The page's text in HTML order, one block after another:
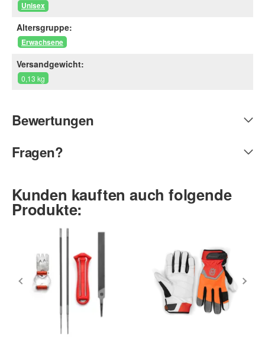
Unisex
Altersgruppe:
Erwachsene
Versandgewicht:
0,13 kg
Bewertungen
Fragen?
Kunden kauften auch folgende
Produkte: